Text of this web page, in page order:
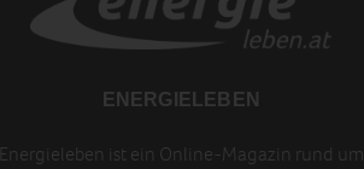
ENERGIELEBEN
Energieleben ist ein Online-Magazin rund um